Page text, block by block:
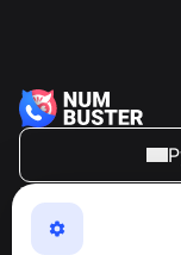
NumBuster ©
Максимально
телефонных